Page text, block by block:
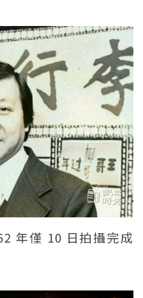
年僅 10 日拍攝完成